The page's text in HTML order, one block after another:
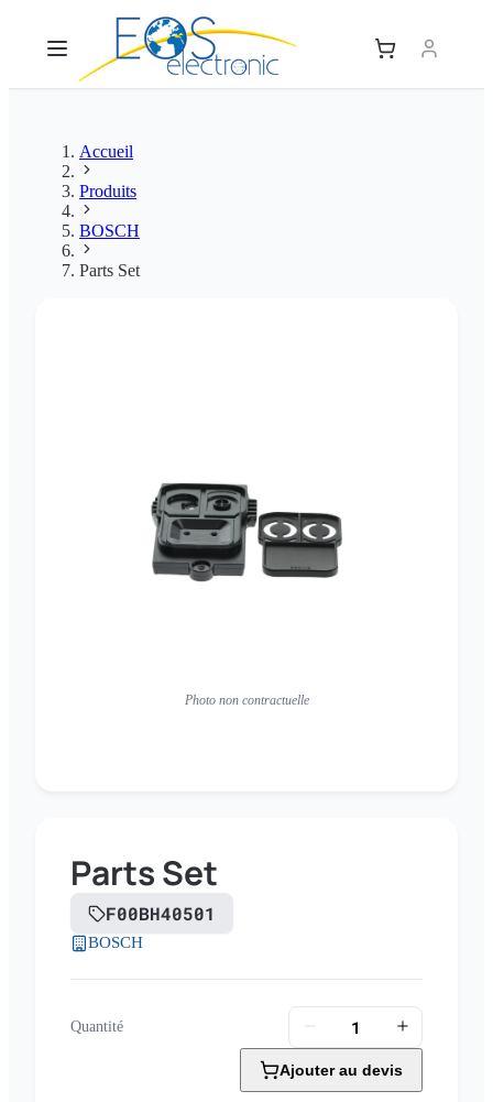
Accueil
Produits
BOSCH
Parts Set
Photo non contractuelle
Parts Set
F00BH40501
BOSCH
Quantité
Ajouter au devis